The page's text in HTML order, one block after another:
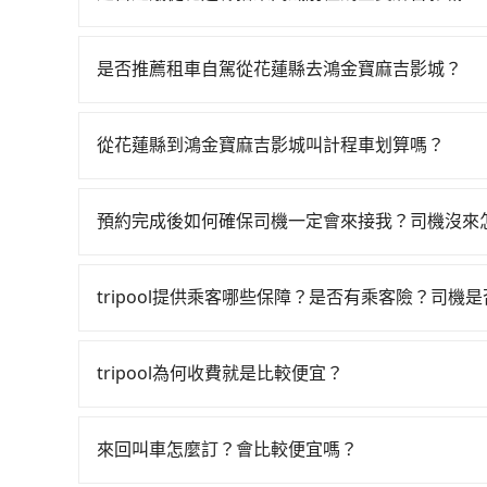
一個城市的長途包車。
最多時有90班車次，從最早06:15到22:50，過了
70元，再用10分鐘出站、等待車站前排班的計程
叫小黃的難度是雙北大城市的200倍。縱使幸運攔
等車上，現在還不馬上來預約tripool！如果你僅
是否推薦租車自駕從花蓮縣去鴻金寶麻吉影城？
天就要來回，那在花蓮路邊可隨租隨借的iRent應
時40元路邊停車費用預估進去，但額外的汽車保
的車門仍未被修理，每一次租車都好像在開樂透
點仍有段距離，在遇到下雨天或者載行李時，就顯
從花蓮縣到鴻金寶麻吉影城叫計程車划算嗎？
近的計程車隊，如統一無線計程車、米琦計程車
200倍之多。再加上花蓮縣有些計程車司機不按錶
預約完成後如何確保司機一定會來接我？司機沒來
提供司機的姓名、電話、車牌、車型等資訊，如
tripool提供乘客哪些保障？是否有乘客險？司機是
也都經過細心維護及保養，以確保您的乘車安全。
tripool為何收費就是比較便宜？
為司機素質比較差、車上會有煙味、或者車齡過
來回叫車怎麼訂？會比較便宜嗎？